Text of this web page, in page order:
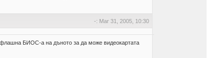
-: Mar 31, 2005, 10:30
БИОС-а на дъното за да може видеокартата